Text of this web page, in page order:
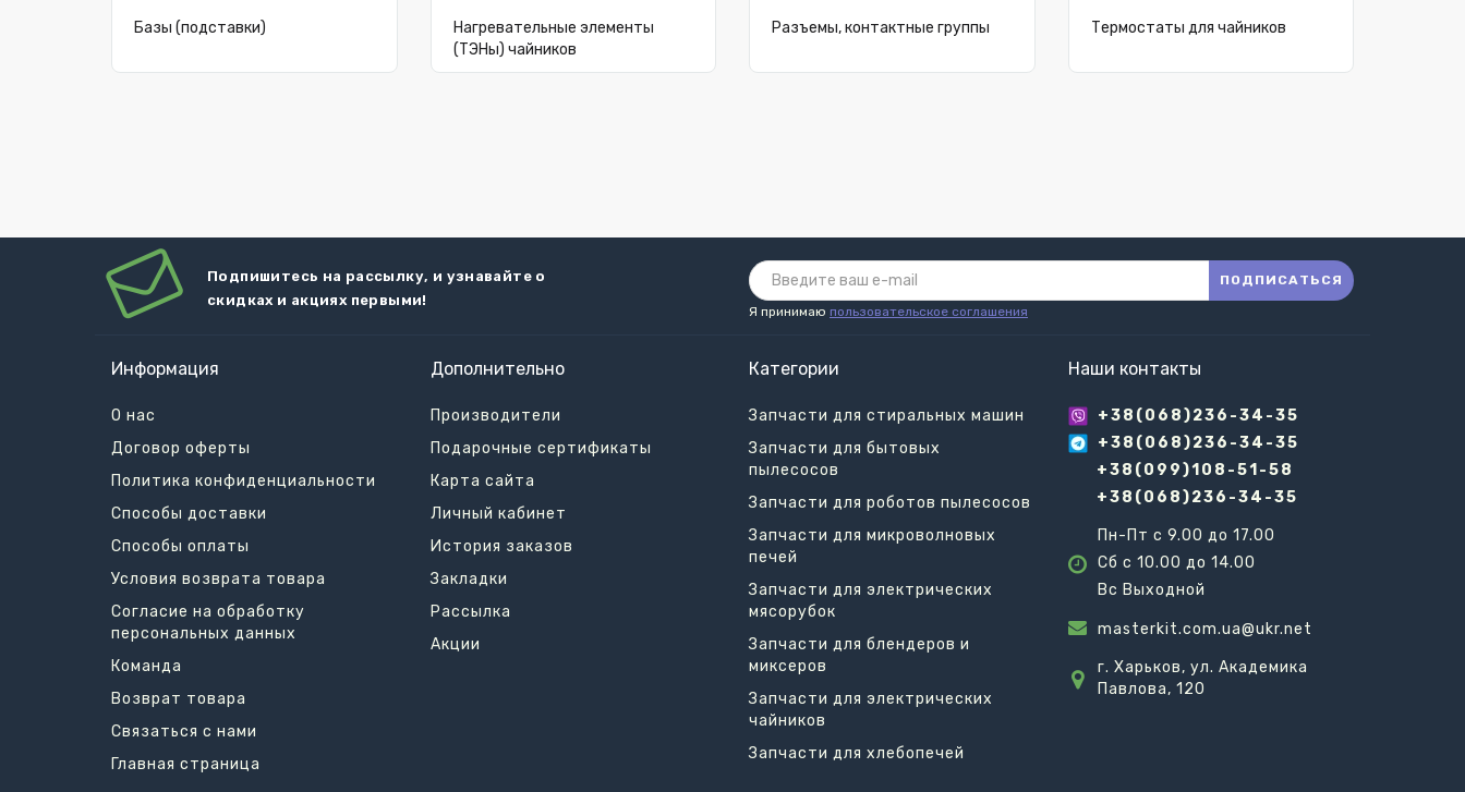
Базы (подставки)
Нагревательные элементы
(ТЭНы) чайников
Разъемы, контактные группы Термостаты для чайников
Подпишитесь на рассылку, и узнавайте о
скидках и акциях первыми!
ПОДПИСАТЬСЯ
Я принимаю пользовательское соглашения
Информация
О нас
Договор оферты
Политика конфиденциальности
Способы доставки
Способы оплаты
Условия возврата товара
Согласие на обработку
персональных данных
Команда
Возврат товара
Связаться с нами
Главная страница
Дополнительно
Производители
Подарочные сертификаты
Карта сайта
Личный кабинет
История заказов
Закладки
Рассылка
Акции
Категории
Запчасти для стиральных машин
Запчасти для бытовых
пылесосов
Запчасти для роботов пылесосов
Запчасти для микроволновых
печей
Запчасти для электрических
мясорубок
Запчасти для блендеров и
миксеров
Запчасти для электрических
чайников
Запчасти для хлебопечей
Наши контакты
+38(068)236-34-35
+38(068)236-34-35
+38(099)108-51-58
+38(068)236-34-35
Пн-Пт с 9.00 до 17.00
Сб с 10.00 до 14.00
Вс Выходной
masterkit.com.ua@ukr.net
г. Харьков, ул. Академика
Павлова, 120